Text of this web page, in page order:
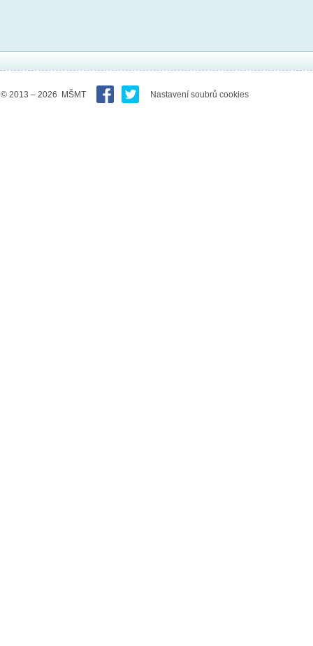
© 2013 – 2026 MŠMT Nastavení soubrů cookies